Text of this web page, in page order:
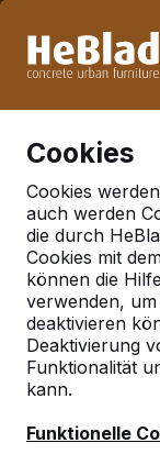
Woche 33 nicht.
Cookies
Cookies
auch werden
die durch
Cookies mit
können die
verwenden,
deaktivieren
Deaktivierung
Funktionalität
kann.
Funktionelle
Deutschland
Geen